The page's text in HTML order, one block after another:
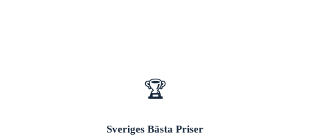
🏆
Sveriges Bästa Priser